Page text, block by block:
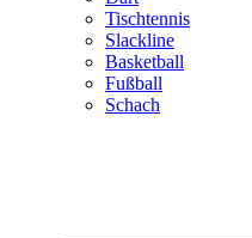
Tischtennis
Slackline
Basketball
Fußball
Schach